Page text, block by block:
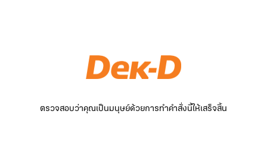
ตรวจสอบว่าคุณเป็นมนุษย์ด้วยการทำคำสั่งนี้ให้เสร็จสิ้น